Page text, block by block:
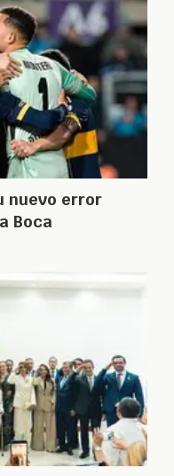
nuevo error
Boca